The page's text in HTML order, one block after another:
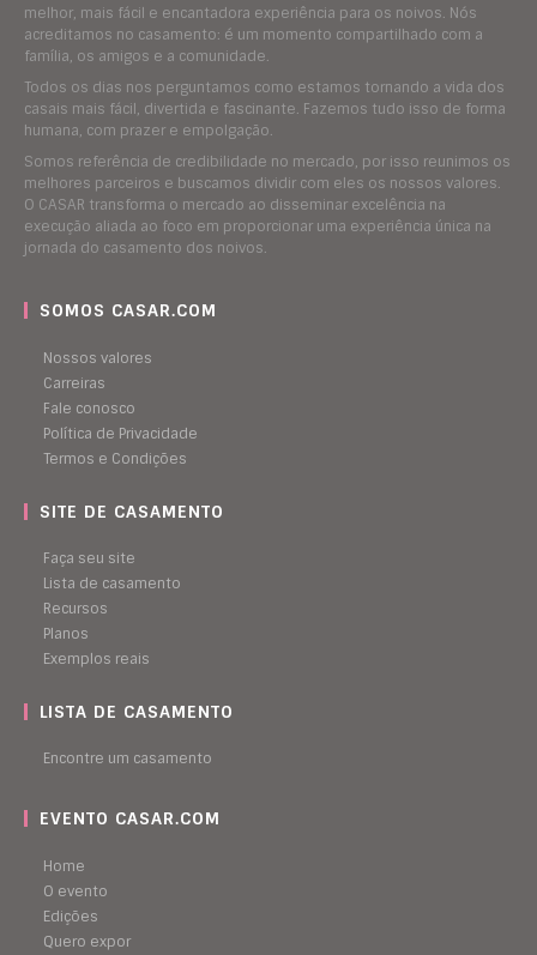
melhor, mais fácil e encantadora experiência para os noivos. Nós
acreditamos no casamento: é um momento compartilhado com a
família, os amigos e a comunidade.
Todos os dias nos perguntamos como estamos tornando a vida dos
casais mais fácil, divertida e fascinante. Fazemos tudo isso de forma
humana, com prazer e empolgação.
Somos referência de credibilidade no mercado, por isso reunimos os
melhores parceiros e buscamos dividir com eles os nossos valores.
O CASAR transforma o mercado ao disseminar excelência na
execução aliada ao foco em proporcionar uma experiência única na
jornada do casamento dos noivos.
SOMOS CASAR.COM
Nossos valores
Carreiras
Fale conosco
Política de Privacidade
Termos e Condições
SITE DE CASAMENTO
Faça seu site
Lista de casamento
Recursos
Planos
Exemplos reais
LISTA DE CASAMENTO
Encontre um casamento
EVENTO CASAR.COM
Home
O evento
Edições
Quero expor